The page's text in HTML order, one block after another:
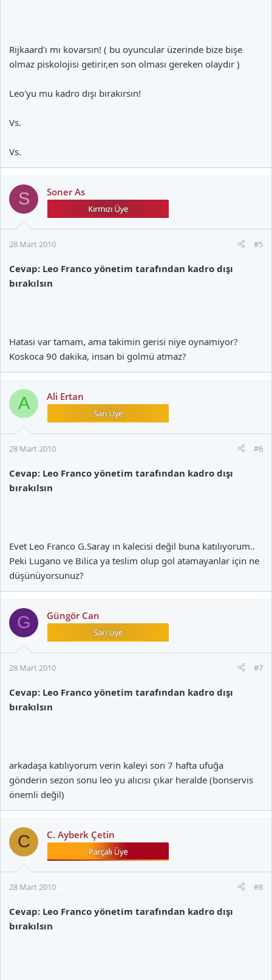
Rijkaard'ı mı kovarsın! ( bu oyuncular üzerinde bize bişe
olmaz piskolojisi getirir,en son olması gereken olaydır )
Leo'yu mu kadro dışı bırakırsın!
Vs.
Vs.
S Soner As
28 Mart 2010 #5
Cevap: Leo Franco yönetim tarafından kadro dışı
bırakılsın
Hatasi var tamam, ama takimin gerisi niye oynamiyor?
Koskoca 90 dakika, insan bi golmü atmaz?
A Ali Ertan
28 Mart 2010 #6
Cevap: Leo Franco yönetim tarafından kadro dışı
bırakılsın
Evet Leo Franco G.Saray ın kalecisi değil buna katılıyorum..
Peki Lugano ve Bilica ya teslim olup gol atamayanlar için ne
düşünüyorsunuz?
G Güngör Can
28 Mart 2010 #7
Cevap: Leo Franco yönetim tarafından kadro dışı
bırakılsın
arkadaşa katılıyorum verin kaleyi son 7 hafta ufuğa
gönderin sezon sonu leo yu alıcısı çıkar heralde (bonservis
önemli değil)
C C. Ayberk Çetin
28 Mart 2010 #8
Cevap: Leo Franco yönetim tarafından kadro dışı
bırakılsın